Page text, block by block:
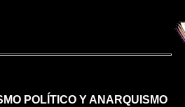
POLÍTICO Y ANARQUISMO